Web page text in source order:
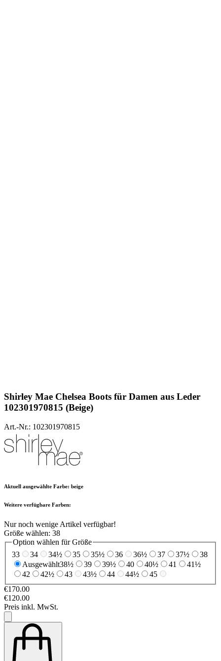
Shirley Mae Chelsea Boots für Damen aus Leder
102301970815 (Beige)
Art.-Nr.: 102301970815
Aktuell ausgewählte Farbe: beige
Weitere verfügbare Farben:
Nur noch wenige Artikel verfügbar!
Größe wählen: 38
Option wählen für Größe
33
34 34½ 35 35½ 36 36½ 37 37½
38
Ausgewählt38½ 39 39½ 40 40½ 41
41½
42
42½ 43 43½ 44 44½
45
€170.00
€120.00
Preis inkl. MwSt.